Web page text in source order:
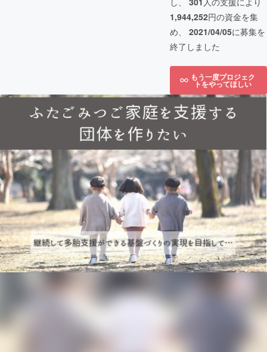
1,944,252円の資金を集
め、 2021/04/05に募集を
終了しました
もう一度プロジェク
トをやってほしい